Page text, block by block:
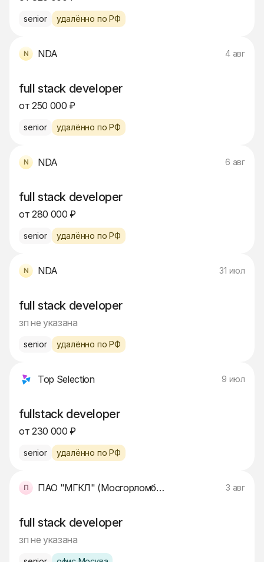
senior удалённо по РФ
NDA 4 авг
full stack developer
от 250 000 ₽
senior удалённо по РФ
NDA 6 авг
full stack developer
от 280 000 ₽
senior удалённо по РФ
NDA 31 июл
full stack developer
зп не указана
senior удалённо по РФ
Top Selection 9 июл
fullstack developer
от 230 000 ₽
senior удалённо по РФ
ПАО "МГКЛ" (Мосгорломбард) 3 авг
full stack developer
зп не указана